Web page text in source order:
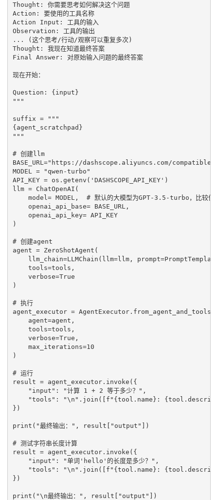
Thought: 你需要思考如何解决这个问题
Action: 要使用的工具名称
Action Input: 工具的输入
Observation: 工具的输出
... (这个思考/行动/观察可以重复多次)
Thought: 我现在知道最终答案
Final Answer: 对原始输入问题的最终答案
现在开始：
Question: {input}
"""
suffix = """
{agent_scratchpad}
"""
# 创建llm
BASE_URL="https://dashscope.aliyuncs.com/compatible-
MODEL = "qwen-turbo"
API_KEY = os.getenv('DASHSCOPE_API_KEY')
llm = ChatOpenAI(
model= MODEL,  # 默认的大模型为GPT-3.5-turbo，比较便
    openai_api_base= BASE_URL,
    openai_api_key= API_KEY
)
# 创建agent
agent = ZeroShotAgent(
llm_chain=LLMChain(llm=llm,
    tools=tools,
    verbose=True
)
# 执行
agent_executor = AgentExecutor.from_agent_and_tools(
    agent=agent,
    tools=tools,
    verbose=True,
    max_iterations=10
)
# 运行
result = agent_executor.invoke({
    "input": "计算 1 + 2 等于多少？",
"tools": "\n".join([f"{tool.name}:
})
print("最终输出：", result["output"])
# 测试字符串长度计算
result = agent_executor.invoke({
    "input": "单词'hello'的长度是多少？",
"tools": "\n".join([f"{tool.name}:
})
print("\n最终输出：", result["output"])